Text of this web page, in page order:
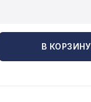
В КОРЗИНУ